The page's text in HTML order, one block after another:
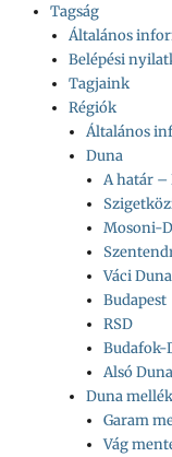
Tagság
Általános
Belépési
Tagjaink
Régiók
Általános
Duna
A határ –
Mosoni-
Váci
Budapest
RSD
Budafok-
Alsó
Duna
Garam
Vág